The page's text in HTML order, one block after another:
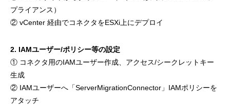
プライアンス）
② vCenter 経由でコネクタをESXi上にデプロイ
2. IAMユーザー/ポリシー等の設定
① コネクタ用のIAMユーザー作成、アクセス/シークレットキー
生成
② IAMユーザーへ「ServerMigrationConnector」IAMポリシーを
アタッチ